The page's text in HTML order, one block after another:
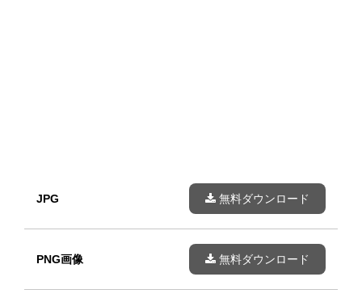
JPG 無料ダウンロード
PNG画像 無料ダウンロード